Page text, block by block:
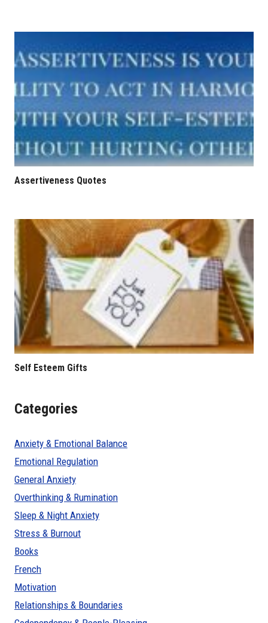
Assertiveness Quotes
Self Esteem Gifts
Categories
Anxiety & Emotional Balance
Emotional Regulation
General Anxiety
Overthinking & Rumination
Sleep & Night Anxiety
Stress & Burnout
Books
French
Motivation
Relationships & Boundaries